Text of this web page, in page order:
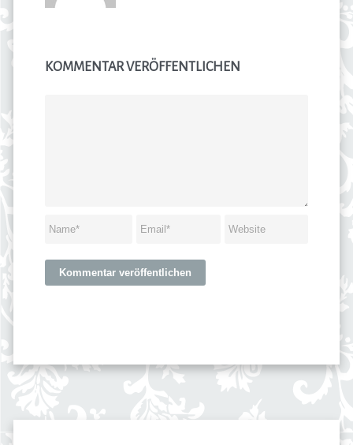
KOMMENTAR VERÖFFENTLICHEN